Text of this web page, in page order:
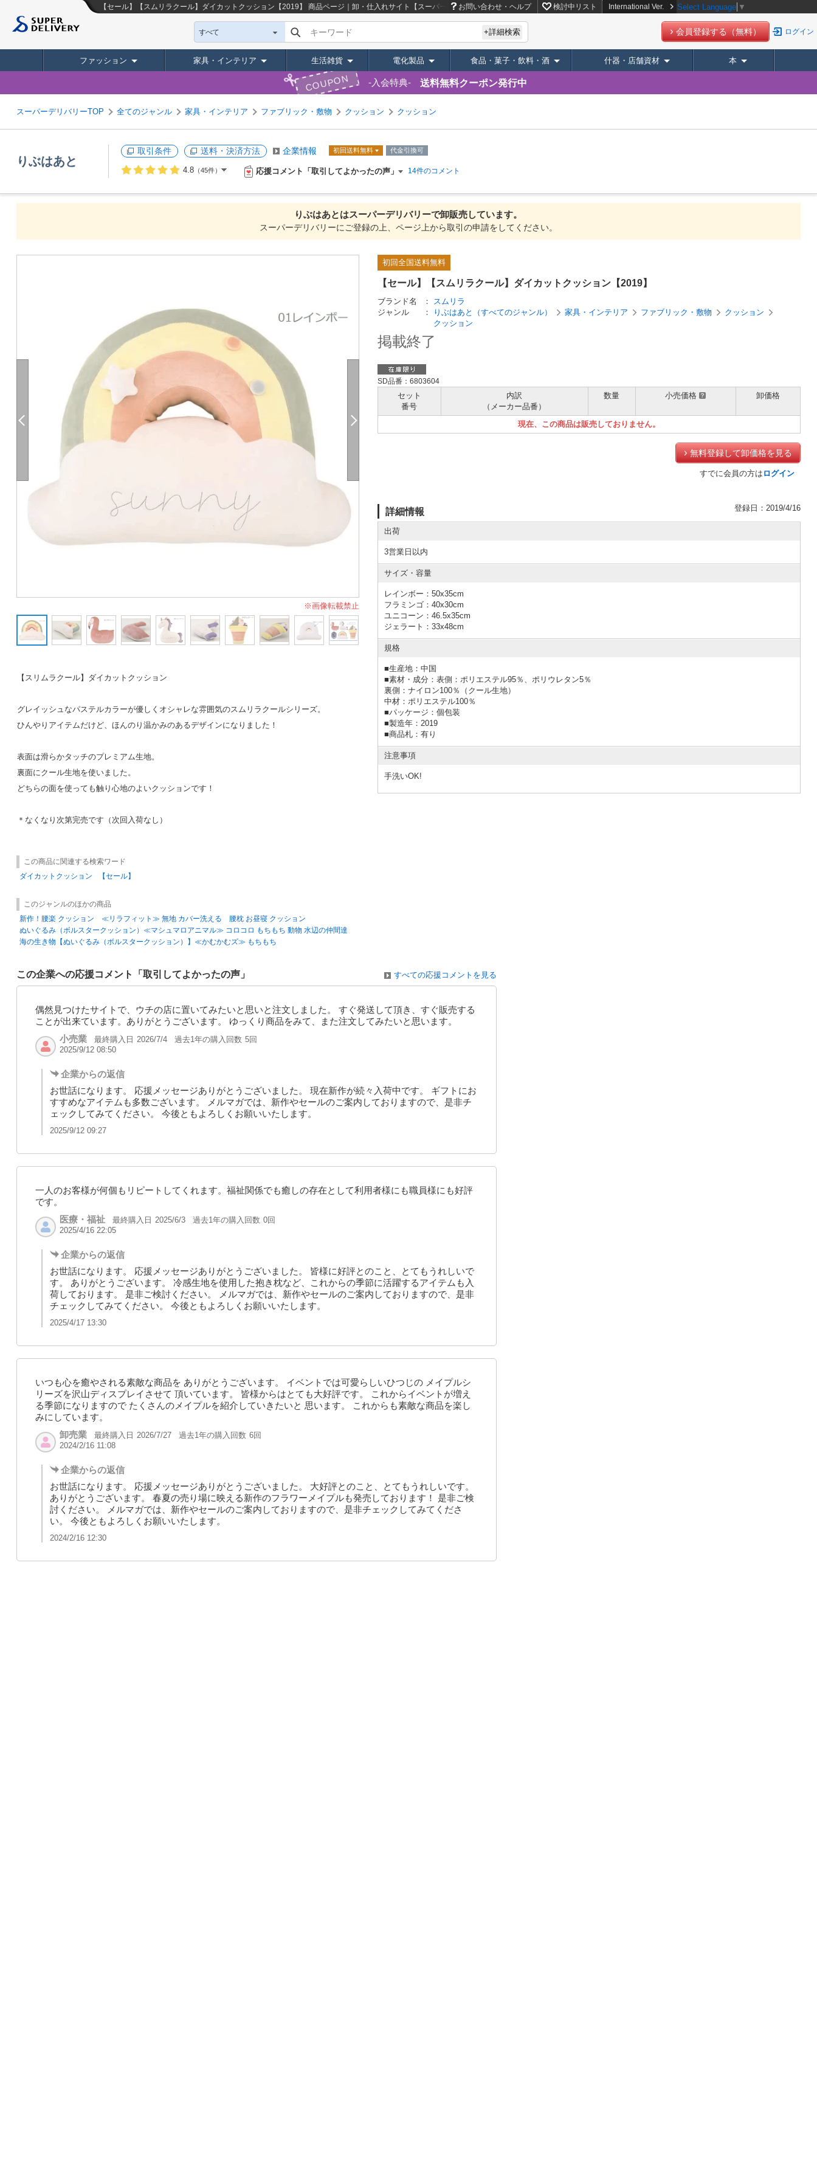
【セール】【スムリラクール】ダイカットクッション【2019】 商品ページ｜卸・仕入れサイト【スーパーデリバリー】お問い合わせ・ヘルプ 検討中リスト International Ver. Select Language ▼
すべて キーワード +詳細検索 会員登録する（無料） ログイン
ファッション 家具・インテリア 生活雑貨 電化製品 食品・菓子・飲料・酒 什器・店舗資材 本
COUPON 入会特典 送料無料クーポン発行中
スーパーデリバリーTOP 全てのジャンル 家具・インテリア ファブリック・敷物 クッション クッション
りぶはあと
取引条件 送料・決済方法 企業情報 初回送料無料 代金引換可
4.8（45件） 応援コメント「取引してよかったの声」 14件のコメント
りぶはあとはスーパーデリバリーで卸販売しています。
スーパーデリバリーにご登録の上、ページ上から取引の申請をしてください。
※画像転載禁止
【スリムラクール】ダイカットクッション
グレイッシュなパステルカラーが優しくオシャレな雰囲気のスムリラクールシリーズ。
ひんやりアイテムだけど、ほんのり温かみのあるデザインになりました！
表面は滑らかタッチのプレミアム生地。
裏面にクール生地を使いました。
どちらの面を使っても触り心地のよいクッションです！
＊なくなり次第完売です（次回入荷なし）
初回全国送料無料
【セール】【スムリラクール】ダイカットクッション【2019】
ブランド名 ：
スムリラ
ジャンル
： りぶはあと（すべてのジャンル） 家具・インテリア ファブリック・敷物
クッション
クッション
掲載終了
SD品番：6803604
セット
番号
内訳
（メーカー品番）
数量 小売価格 卸価格
現在、この商品は販売しておりません。
無料登録して卸価格を見る
すでに会員の方は ログイン
詳細情報 登録日：2019/4/16
出荷
3営業日以内
サイズ・容量
レインボー：50x35cm
フラミンゴ：40x30cm
ユニコーン：46.5x35cm
ジェラート：33x48cm
規格
■生産地：中国
■素材・成分：表側：ポリエステル95％、ポリウレタン5％
裏側：ナイロン100％（クール生地）
中材：ポリエステル100％
■パッケージ：個包装
■製造年：2019
■商品札：有り
注意事項
手洗いOK!
この商品に関連する検索ワード
ダイカットクッション
【セール】
このジャンルのほかの商品
新作！腰楽 クッション ≪リラフィット≫ 無地 カバー洗える 腰枕 お昼寝 クッション
ぬいぐるみ（ボルスタークッション）≪マシュマロアニマル≫ コロコロ もちもち 動物 水辺の仲間達
海の生き物【ぬいぐるみ（ボルスタークッション）】≪かむかむズ≫ もちもち
この企業への応援コメント「取引してよかったの声」 すべての応援コメントを見る
偶然見つけたサイトで、ウチの店に置いてみたいと思いと注文しました。 すぐ発送して頂き、すぐ販売する
ことが出来ています。ありがとうございます。 ゆっくり商品をみて、また注文してみたいと思います。
小売業
最終購入日 2026/7/4 過去1年の購入回数 5回
2025/9/12 08:50
企業からの返信
お世話になります。 応援メッセージありがとうございました。 現在新作が続々入荷中です。 ギフトにお
すすめなアイテムも多数ございます。 メルマガでは、新作やセールのご案内しておりますので、是非チ
ェックしてみてください。 今後ともよろしくお願いいたします。
2025/9/12 09:27
一人のお客様が何個もリピートしてくれます。福祉関係でも癒しの存在として利用者様にも職員様にも好評
です。
医療・福祉
最終購入日 2025/6/3 過去1年の購入回数 0回
2025/4/16 22:05
企業からの返信
お世話になります。 応援メッセージありがとうございました。 皆様に好評とのこと、とてもうれしいで
す。 ありがとうございます。 冷感生地を使用した抱き枕など、これからの季節に活躍するアイテムも入
荷しております。 是非ご検討ください。 メルマガでは、新作やセールのご案内しておりますので、是非
チェックしてみてください。 今後ともよろしくお願いいたします。
2025/4/17 13:30
いつも心を癒やされる素敵な商品を ありがとうございます。 イベントでは可愛らしいひつじの メイプルシ
リーズを沢山ディスプレイさせて 頂いています。 皆様からはとても大好評です。 これからイベントが増え
る季節になりますので たくさんのメイプルを紹介していきたいと 思います。 これからも素敵な商品を楽し
みにしています。
卸売業
最終購入日 2026/7/27 過去1年の購入回数 6回
2024/2/16 11:08
企業からの返信
お世話になります。 応援メッセージありがとうございました。 大好評とのこと、とてもうれしいです。
ありがとうございます。 春夏の売り場に映える新作のフラワーメイプルも発売しております！ 是非ご検
討ください。 メルマガでは、新作やセールのご案内しておりますので、是非チェックしてみてくださ
い。 今後ともよろしくお願いいたします。
2024/2/16 12:30